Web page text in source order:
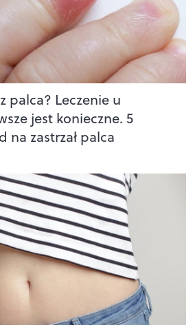
palca? Leczenie u
jest konieczne. 5
zastrzał palca